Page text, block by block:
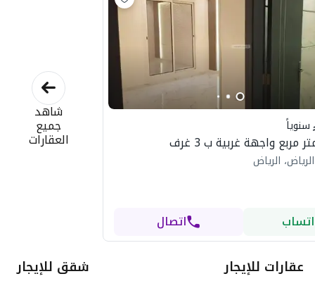
سنوياً
الرياض
اتصال
شاهد
جميع
العقارات
عقارات للإيجار شقق للإيجار